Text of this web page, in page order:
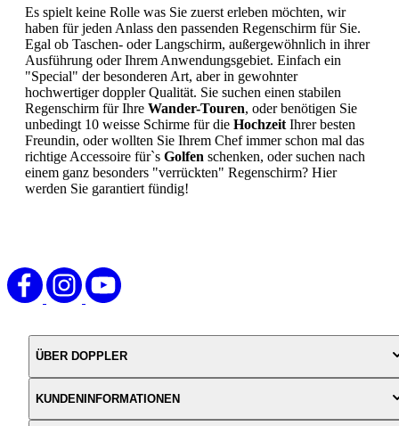
Es spielt keine Rolle was Sie zuerst erleben möchten, wir
haben für jeden Anlass den passenden Regenschirm für Sie.
Egal ob Taschen- oder Langschirm, außergewöhnlich in ihrer
Ausführung oder Ihrem Anwendungsgebiet. Einfach ein
"Special" der besonderen Art, aber in gewohnter
hochwertiger doppler Qualität. Sie suchen einen stabilen
Regenschirm für Ihre Wander-Touren, oder benötigen Sie
unbedingt 10 weisse Schirme für die Hochzeit Ihrer besten
Freundin, oder wollten Sie Ihrem Chef immer schon mal das
richtige Accessoire für`s Golfen schenken, oder suchen nach
einem ganz besonders "verrückten" Regenschirm? Hier
werden Sie garantiert fündig!
ÜBER DOPPLER
KUNDENINFORMATIONEN